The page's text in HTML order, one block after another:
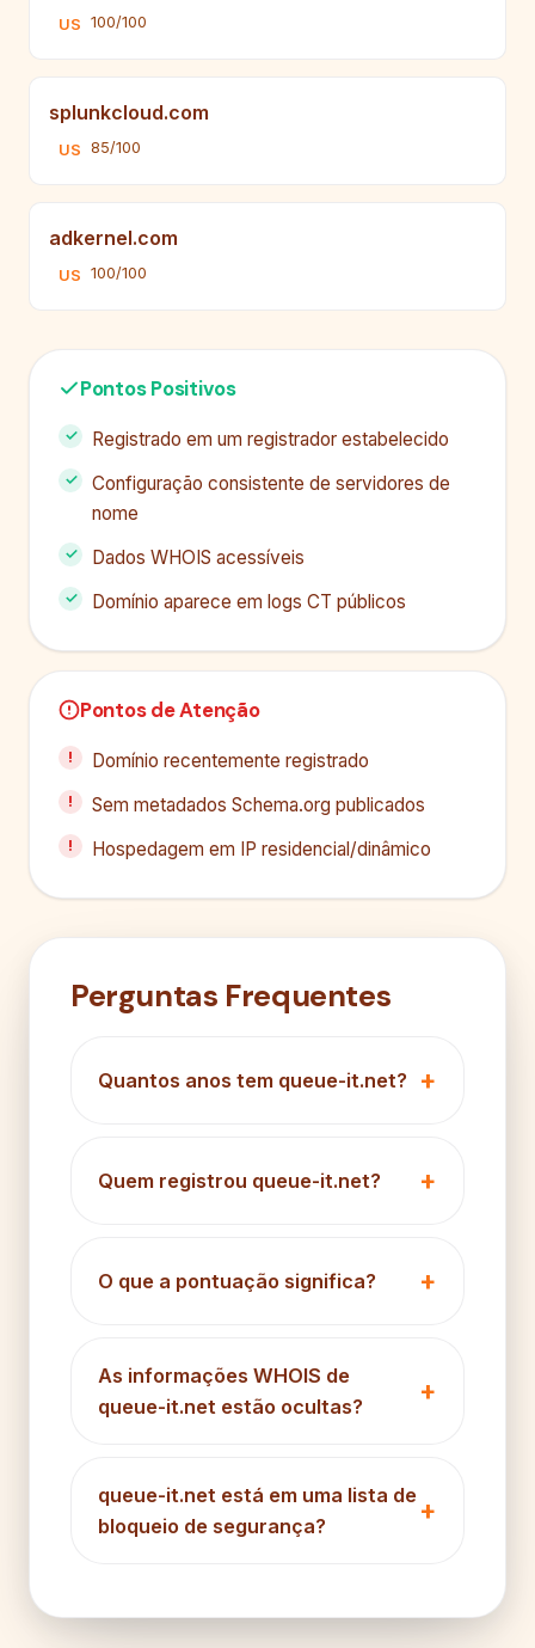
US 100/100
splunkcloud.com
US 85/100
adkernel.com
US 100/100
Pontos Positivos
Registrado em um registrador estabelecido
Configuração consistente de servidores de
nome
Dados WHOIS acessíveis
Domínio aparece em logs CT públicos
Pontos de Atenção
Domínio recentemente registrado
Sem metadados Schema.org publicados
Hospedagem em IP residencial/dinâmico
Perguntas Frequentes
Quantos anos tem queue-it.net?
Quem registrou queue-it.net?
O que a pontuação significa?
As informações WHOIS de
queue-it.net estão ocultas?
queue-it.net está em uma lista de
bloqueio de segurança?